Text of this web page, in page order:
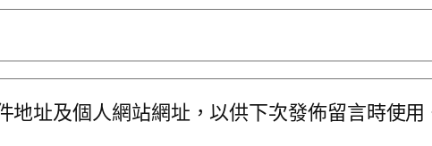
地址及個人網站網址，以供下次發佈留言時使用